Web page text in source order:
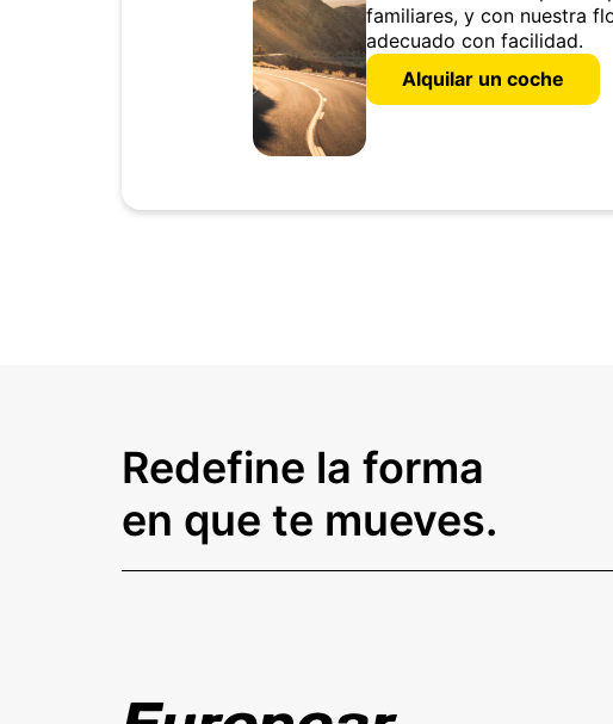
familiares, y con nuestra
adecuado con facilidad.
Alquilar un coche
Redefine la forma
en que te mueves.